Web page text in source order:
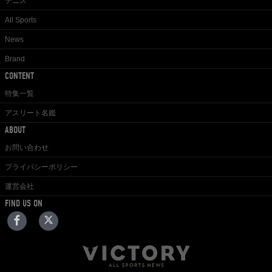
All Sports
News
Brand
CONTENT
特集一覧
アスリート名鑑
ABOUT
お問い合わせ
プライバシーポリシー
運営会社
FIND US ON